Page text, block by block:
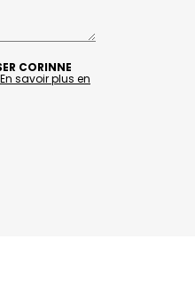
CORINNE
En savoir plus en